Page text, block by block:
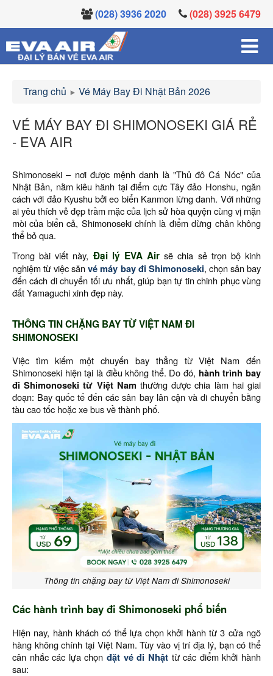
(028) 3936 2020 (028) 3925 6479
Trang chủ Vé Máy Bay Đi Nhật Bản 2026
VÉ MÁY BAY ĐI SHIMONOSEKI GIÁ RẺ
- EVA AIR
Shimonoseki – nơi được mệnh danh là "Thủ đô Cá Nóc" của
Nhật Bản, nằm kiêu hãnh tại điểm cực Tây đảo Honshu, ngăn
cách với đảo Kyushu bởi eo biển Kanmon lừng danh. Với những
ai yêu thích vẻ đẹp trầm mặc của lịch sử hòa quyện cùng vị mặn
mòi của biển cả, Shimonoseki chính là điểm dừng chân không
thể bỏ qua.
Trong bài viết này, Đại lý EVA Air sẽ chia sẻ trọn bộ kinh
nghiệm từ việc săn vé máy bay đi Shimonoseki, chọn sân bay
đến cách di chuyển tối ưu nhất, giúp bạn tự tin chinh phục vùng
đất Yamaguchi xinh đẹp này.
THÔNG TIN CHẶNG BAY TỪ VIỆT NAM ĐI
SHIMONOSEKI
Việc tìm kiếm một chuyến bay thẳng từ Việt Nam đến
Shimonoseki hiện tại là điều không thể. Do đó, hành trình bay
đi Shimonoseki từ Việt Nam thường được chia làm hai giai
đoạn: Bay quốc tế đến các sân bay lân cận và di chuyển bằng
tàu cao tốc hoặc xe bus về thành phố.
Thông tin chặng bay từ Việt Nam đi Shimonoseki
Các hành trình bay đi Shimonoseki phổ biến
Hiện nay, hành khách có thể lựa chọn khởi hành từ 3 cửa ngõ
hàng không chính tại Việt Nam. Tùy vào vị trí địa lý, bạn có thể
cân nhắc các lựa chọnđặt vé đi Nhậttừ các điểm khởi hành
sau: